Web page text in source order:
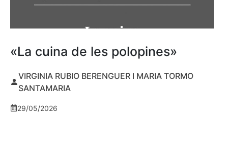
«La cuina de les polopines»
VIRGINIA RUBIO BERENGUER I MARIA TORMO
SANTAMARIA
29/05/2026